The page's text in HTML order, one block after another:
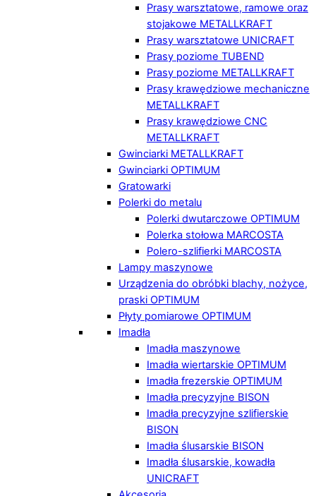
Prasy warsztatowe, ramowe oraz
stojakowe METALLKRAFT
Prasy warsztatowe UNICRAFT
Prasy poziome TUBEND
Prasy poziome METALLKRAFT
Prasy krawędziowe mechaniczne
METALLKRAFT
Prasy krawędziowe CNC
METALLKRAFT
Gwinciarki METALLKRAFT
Gwinciarki OPTIMUM
Gratowarki
Polerki do metalu
Polerki dwutarczowe OPTIMUM
Polerka stołowa MARCOSTA
Polero-szlifierki MARCOSTA
Lampy maszynowe
Urządzenia do obróbki blachy, nożyce,
praski OPTIMUM
Płyty pomiarowe OPTIMUM
Imadła
Imadła maszynowe
Imadła wiertarskie OPTIMUM
Imadła frezerskie OPTIMUM
Imadła precyzyjne BISON
Imadła precyzyjne szlifierskie
BISON
Imadła ślusarskie BISON
Imadła ślusarskie, kowadła
UNICRAFT